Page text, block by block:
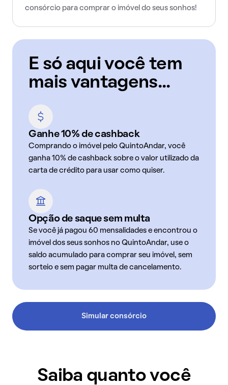
consórcio para comprar o imóvel do seus sonhos!
E só aqui você tem
mais vantagens...
Ganhe 10% de cashback
Comprando o imóvel pelo QuintoAndar, você
ganha 10% de cashback sobre o valor utilizado da
carta de crédito para usar como quiser.
Opção de saque sem multa
Se você já pagou 60 mensalidades e encontrou o
imóvel dos seus sonhos no QuintoAndar, use o
saldo acumulado para comprar seu imóvel, sem
sorteio e sem pagar multa de cancelamento.
Simular consórcio
Saiba quanto você